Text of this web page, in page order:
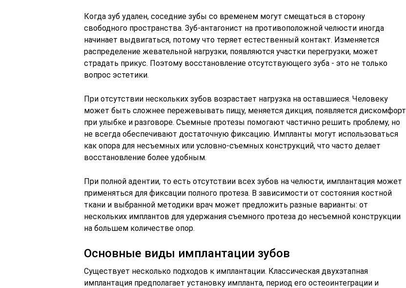
Когда зуб удален, соседние зубы со временем могут смещаться в сторону
свободного пространства. Зуб-антагонист на противоположной челюсти иногда
начинает выдвигаться, потому что теряет естественный контакт. Изменяется
распределение жевательной нагрузки, появляются участки перегрузки, может
страдать прикус. Поэтому восстановление отсутствующего зуба - это не только
вопрос эстетики.
При отсутствии нескольких зубов возрастает нагрузка на оставшиеся. Человеку
может быть сложнее пережевывать пищу, меняется дикция, появляется дискомфорт
при улыбке и разговоре. Съемные протезы помогают частично решить проблему, но
не всегда обеспечивают достаточную фиксацию. Импланты могут использоваться
как опора для несъемных или условно-съемных конструкций, что часто делает
восстановление более удобным.
При полной адентии, то есть отсутствии всех зубов на челюсти, имплантация может
применяться для фиксации полного протеза. В зависимости от состояния костной
ткани и выбранной методики врач может предложить разные варианты: от
нескольких имплантов для удержания съемного протеза до несъемной конструкции
на большем количестве опор.
Основные виды имплантации зубов
Существует несколько подходов к имплантации. Классическая двухэтапная
имплантация предполагает установку импланта, период его остеоинтеграции и